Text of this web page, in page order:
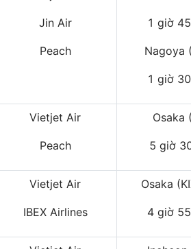
Jin Air
Peach
1 giờ
Nagoya
1 giờ
Vietjet Air
Peach
Osaka
5 giờ
Vietjet Air
IBEX Airlines
Osaka
4 giờ